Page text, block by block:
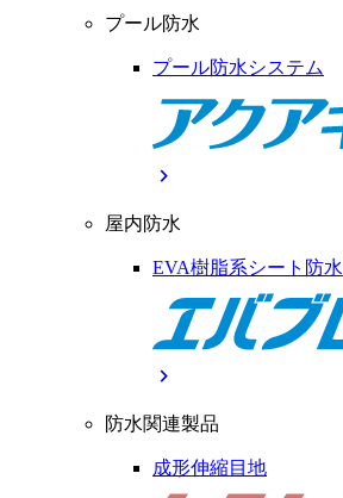
プール防水
プール防水システム
chevron_right
屋内防水
EVA樹脂系シート防水
chevron_right
防水関連製品
成形伸縮目地